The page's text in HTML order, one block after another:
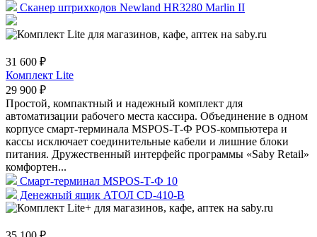
Сканер штрихкодов Newland HR3280 Marlin II
31 600 ₽
Комплект Lite
29 900 ₽
Простой, компактный и надежный комплект для
автоматизации рабочего места кассира. Объединение в одном
корпусе смарт-терминала MSPOS-Т-Ф POS-компьютера и
кассы исключает соединительные кабели и лишние блоки
питания. Дружественный интерфейс программы «Saby Retail»
комфортен...
Смарт-терминал MSPOS-Т-Ф 10
Денежный ящик АТОЛ CD-410-В